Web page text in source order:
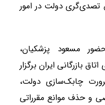
تصدی‌گری دولت در امور
مسعود پزشکیان،
بازرگانی ایران برگزار
چابک‌سازی دولت،
و حذف موانع مقرراتی